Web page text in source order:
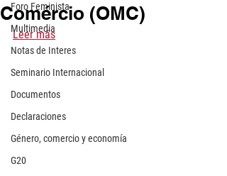
Foro Feminista
Multimedia
Notas de Interes
Seminario Internacional
Documentos
Declaraciones
Género, comercio y economía
G20
Comércio (OMC)
Leer más